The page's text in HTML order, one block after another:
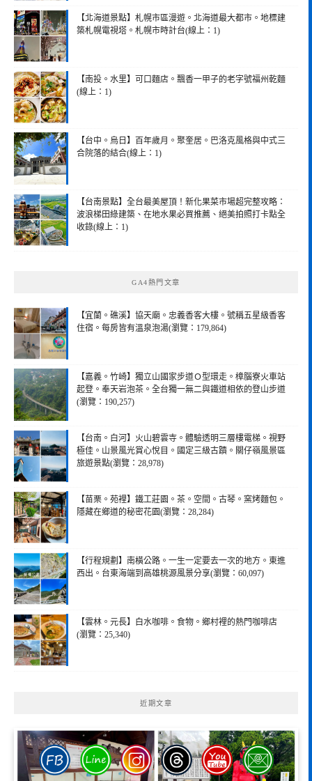
【北海道景點】札幌市區漫遊。北海道最大都市。地標建
築札幌電視塔。札幌市時計台(線上：1)
【南投。水里】可口麵店。飄香一甲子的老字號福州乾麵
(線上：1)
【台中。烏日】百年歲月。聚奎居。巴洛克風格與中式三
合院落的結合(線上：1)
【台南景點】全台最美屋頂！新化果菜市場超完整攻略：
波浪梯田綠建築、在地水果必買推薦、絕美拍照打卡點全
收錄(線上：1)
GA4熱門文章
【宜蘭。礁溪】協天廟。忠義香客大樓。號稱五星級香客
住宿。每房皆有溫泉泡湯(瀏覽：179,864)
【嘉義。竹崎】獨立山國家步道Ｏ型環走。樟腦寮火車站
起登。奉天岩泡茶。全台獨一無二與鐵道相依的登山步道
(瀏覽：190,257)
【台南。白河】火山碧雲寺。體驗透明三層樓電梯。視野
極佳。山景風光賞心悅目。國定三級古蹟。關仔嶺風景區
旅遊景點(瀏覽：28,978)
【苗栗。苑裡】鐵工莊園。茶。空間。古琴。窯烤麵包。
隱藏在鄉道的秘密花園(瀏覽：28,284)
【行程規劃】南橫公路。一生一定要去一次的地方。東進
西出。台東海端到高雄桃源風景分享(瀏覽：60,097)
【雲林。元長】白水咖啡。食物。鄉村裡的熱門咖啡店
(瀏覽：25,340)
近期文章